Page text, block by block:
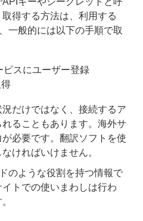
得する方法は、利用する
一般的には以下の手順で取
ビスにユーザー登録
だけではなく、接続するア
ることもあります。海外サ
必要です。翻訳ソフトを使
ければいけません。
のような役割を持つ情報で
トでの使いまわしは行わ